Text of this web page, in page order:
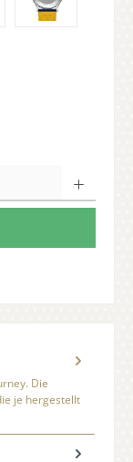
Die
je hergestellt